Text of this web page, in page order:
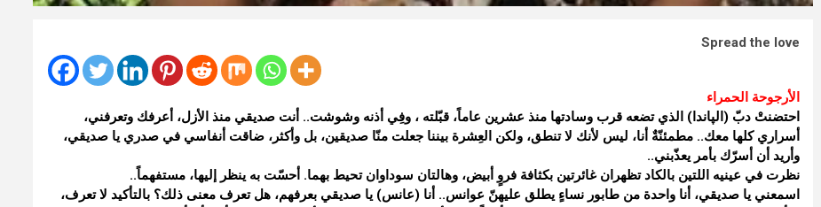
Spread the love
الأرجوحة الحمراء
احتضنتْ دبّ (الپاندا) الذي تضعه قرب وسادتها منذ عشرين عاماً، قبّلته ، وفِي أذنه وشوشت.. أنت صديقي منذ الأزل، أعرفك وتعرفني،
أسراري كلها معك.. مطمئنّةٌ أنا، ليس لأنك لا تنطق، ولكن العِشرة بيننا جعلت منّا صديقين، بل وأكثر، ضاقت أنفاسي في صدري يا صديقي،
وأريد أن أسرّك بأمر يعذّبني..
نظرت في عينيه اللتين بالكاد تظهران غائرتين بكثافة فروٍ أبيض، وهالتان سوداوان تحيط بهما. أحسّت به ينظر إليها، مستفهماً..
اسمعني يا صديقي، أنا واحدة من طابور نساءٍ يطلق عليهنّ عوانس.. أنا (عانس) يا صديقي بعرفهم، هل تعرف معنى ذلك؟ بالتأكيد لا تعرف،